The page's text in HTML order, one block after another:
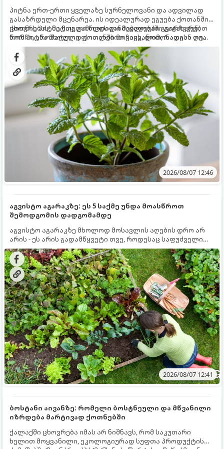
პიტნა ერთ-ერთი ყველაზე სურნელოვანი და ადვილად
გასაზრდელი მცენარეა. ის იდეალურად ეგუება ქოთანში
ცხოვრებას, მეტიც, გამოცდილი მებაღეები გვირჩევენ,
რომ პიტნა მხოლოდ ქოთანში მოვიყვანოთ, რადგან ღია
გრუნტში (ბაღში) დარგვისას ის ფესვებით ძალიან
სწრაფად ვრცელდება და სხვა მცენარეებს ავიწროებს.
ქოთნის პიტნა მთელი წლის განმავლობაში გაგახარებთ
ნორჩი, არომატული ფოთლებით ჩაის, ლიმონათისა თუ
კერძებისთვის.
2026/08/07 12:46
აგვისტო აგარაკზე: ეს 5 საქმე უნდა მოასწროთ
შემოდგომის დადგომამდე
აგვისტო აგარაკზე მხოლოდ მოსავლის აღების დრო არ
არის - ეს არის გადამწყვეტი თვე, როდესაც საფუძველი
ეყრება მომავალი წლის მოსავალს და ბაღი მზადდება
შემოდგომა-ზამთრის სეზონისთვის. იმისათვის, რომ
ნიადაგმა ენერგია აღიდგინოს, ხოლო მცენარეებმა
ზამთარს გაუძლონ, აგვისტოს ბოლომდე 5
მნიშვნელოვანი საქმის გაკეთება უნდა მოასწროთ:
2026/08/07 12:41
ბოსტანი აივანზე: რომელი ბოსტნეული და მწვანილი
იზრდება მარტივად ქოთნებში
ქალაქში ცხოვრება იმას არ ნიშნავს, რომ საკუთარი
ხელით მოყვანილი, ეკოლოგიურად სუფთა პროდუქტის